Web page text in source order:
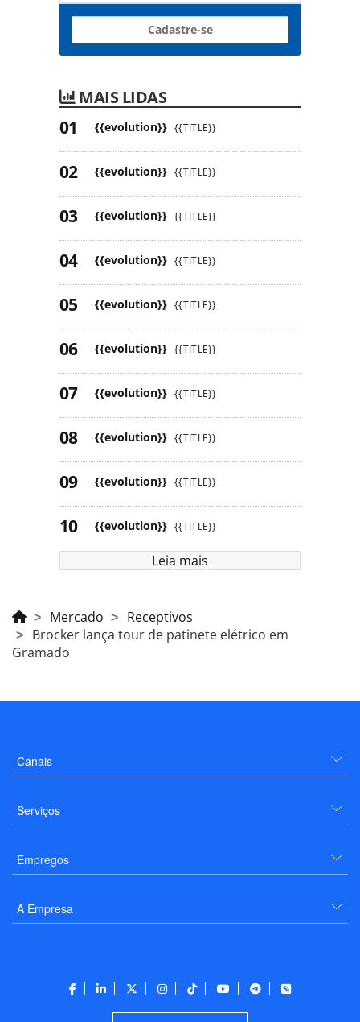
Cadastre-se
MAIS LIDAS
{{evolution}} {{TITLE}}
{{evolution}} {{TITLE}}
{{evolution}} {{TITLE}}
{{evolution}} {{TITLE}}
{{evolution}} {{TITLE}}
{{evolution}} {{TITLE}}
{{evolution}} {{TITLE}}
{{evolution}} {{TITLE}}
{{evolution}} {{TITLE}}
{{evolution}} {{TITLE}}
Leia mais
Mercado
Receptivos
Brocker lança tour de patinete elétrico em
Gramado
Canais
Serviços
Empregos
A Empresa